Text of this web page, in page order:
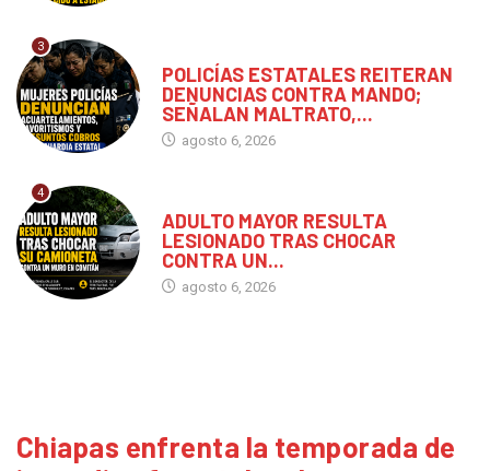
3
POLICÍAS ESTATALES REITERAN
DENUNCIAS CONTRA MANDO;
SEÑALAN MALTRATO,...
agosto 6, 2026
4
ADULTO MAYOR RESULTA
LESIONADO TRAS CHOCAR
CONTRA UN...
agosto 6, 2026
Chiapas enfrenta la temporada de